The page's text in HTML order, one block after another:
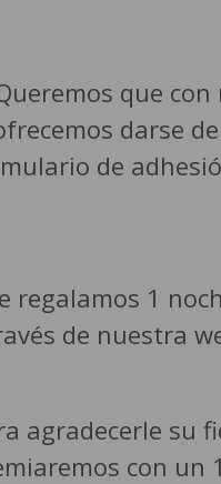
que
darse
de
regalamos 1
de nuestra
agradecerle su
con un